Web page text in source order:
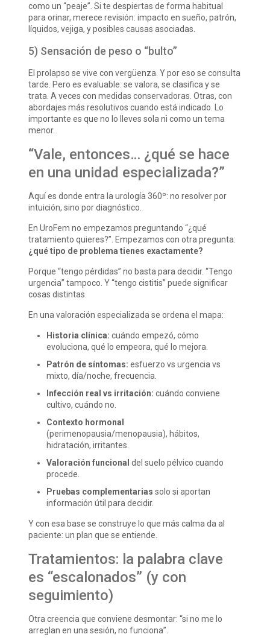
como un “peaje”. Si te despiertas de forma habitual
para orinar, merece revisión: impacto en sueño, patrón,
líquidos, vejiga, y posibles causas asociadas.
5) Sensación de peso o “bulto”
El prolapso se vive con vergüenza. Y por eso se consulta
tarde. Pero es evaluable: se valora, se clasifica y se
trata. A veces con medidas conservadoras. Otras, con
abordajes más resolutivos cuando está indicado. Lo
importante es que no lo lleves sola ni como un tema
menor.
“Vale, entonces… ¿qué se hace
en una unidad especializada?”
Aquí es donde entra la urología 360º: no resolver por
intuición, sino por diagnóstico.
En UroFem no empezamos preguntando “¿qué
tratamiento quieres?”. Empezamos con otra pregunta:
¿qué tipo de problema tienes exactamente?
Porque “tengo pérdidas” no basta para decidir. “Tengo
urgencia” tampoco. Y “tengo cistitis” puede significar
cosas distintas.
En una valoración especializada se ordena el mapa:
Historia clínica: cuándo empezó, cómo
evoluciona, qué lo empeora, qué lo mejora.
Patrón de síntomas: esfuerzo vs urgencia vs
mixto, día/noche, frecuencia.
Infección real vs irritación: cuándo conviene
cultivo, cuándo no.
Contexto hormonal
(perimenopausia/menopausia), hábitos,
hidratación, irritantes.
Valoración funcional del suelo pélvico cuando
procede.
Pruebas complementarias solo si aportan
información útil para decidir.
Y con esa base se construye lo que más calma da al
paciente: un plan que se entiende.
Tratamientos: la palabra clave
es “escalonados” (y con
seguimiento)
Otra creencia que conviene desmontar: “si no me lo
arreglan en una sesión, no funciona”.